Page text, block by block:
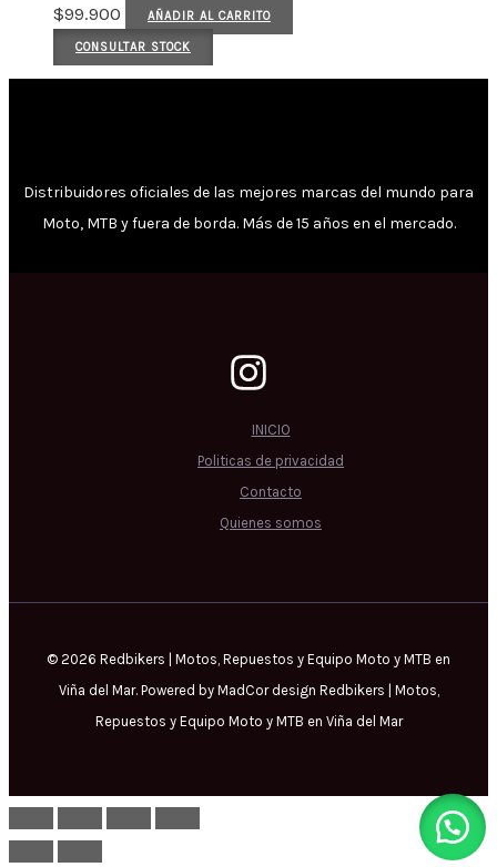
$99.900 AÑADIR AL CARRITO
CONSULTAR STOCK
Distribuidores oficiales de las mejores marcas del mundo para
Moto, MTB y fuera de borda. Más de 15 años en el mercado.
INICIO
Politicas de privacidad
Contacto
Quienes somos
© 2026 Redbikers | Motos, Repuestos y Equipo Moto y MTB en
Viña del Mar. Powered by MadCor design Redbikers | Motos,
Repuestos y Equipo Moto y MTB en Viña del Mar